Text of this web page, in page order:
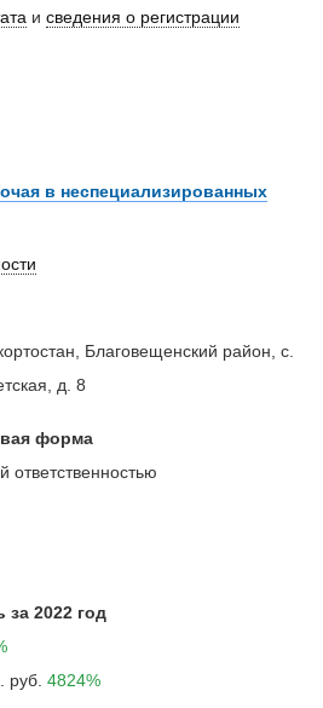
и сведения о регистрации
в неспециализированных
Благовещенский район, с.
д. 8
форма
ответственностью
за 2022 год
руб. 4824%